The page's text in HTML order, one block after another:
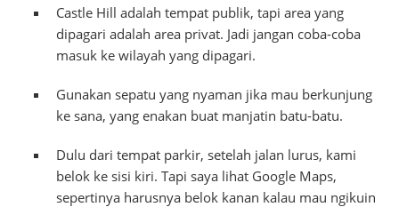
Castle Hill adalah tempat publik, tapi area yang
dipagari adalah area privat. Jadi jangan coba-coba
masuk ke wilayah yang dipagari.
Gunakan sepatu yang nyaman jika mau berkunjung
ke sana, yang enakan buat manjatin batu-batu.
Dulu dari tempat parkir, setelah jalan lurus, kami
belok ke sisi kiri. Tapi saya lihat Google Maps,
sepertinya harusnya belok kanan kalau mau ngikuin